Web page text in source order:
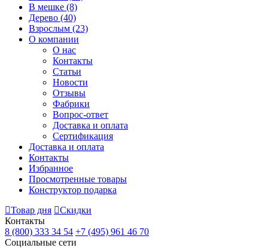
В мешке (8)
Дерево (40)
Взрослым (23)
О компании
О нас
Контакты
Статьи
Новости
Отзывы
Фабрики
Вопрос-ответ
Доставка и оплата
Сертификация
Доставка и оплата
Контакты
Избранное
Просмотренные товары
Конструктор подарка
Товар дня
Скидки
Контакты
8 (800) 333 34 54 +7 (495) 961 46 70
Социальные сети